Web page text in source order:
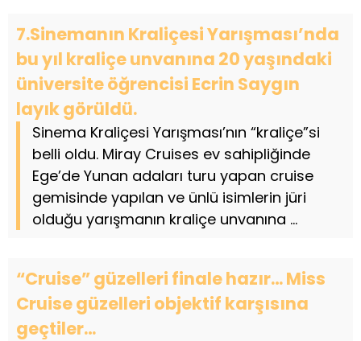
7.Sinemanın Kraliçesi Yarışması’nda
bu yıl kraliçe unvanına 20 yaşındaki
üniversite öğrencisi Ecrin Saygın
layık görüldü.
Sinema Kraliçesi Yarışması’nın “kraliçe”si
belli oldu. Miray Cruises ev sahipliğinde
Ege’de Yunan adaları turu yapan cruise
gemisinde yapılan ve ünlü isimlerin jüri
olduğu yarışmanın kraliçe unvanına ...
“Cruise” güzelleri finale hazır… Miss
Cruise güzelleri objektif karşısına
geçtiler…